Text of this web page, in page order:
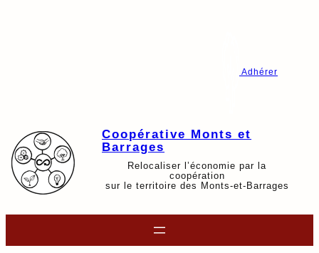
Adhérer
Coopérative Monts et
Barrages
Relocaliser l’économie par la
coopération
sur le territoire des Monts-et-Barrages